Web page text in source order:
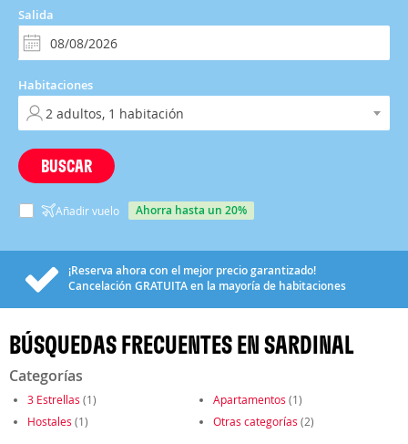
Salida
Habitaciones
BUSCAR
Añadir vuelo ahorra hasta un 20%
¡Reserva ahora con el mejor precio garantizado!
Cancelación GRATUITAen la mayoría de habitaciones
BÚSQUEDAS FRECUENTES EN SARDINAL
Categorías
3 Estrellas (1) Apartamentos (1)
Hostales (1) Otras categorías (2)